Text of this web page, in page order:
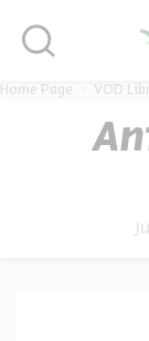
Home Page VOD